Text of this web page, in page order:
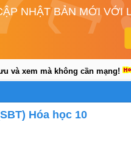
NHẬT BẢN MỚI VỚI
và xem mà không cần mạng!
Hóa học 10